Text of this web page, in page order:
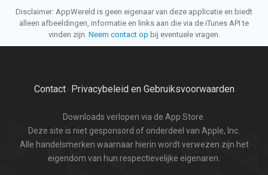
Disclaimer: AppWereld is geen eigenaar van deze applicatie en biedt
alleen afbeeldingen, informatie en links aan die via de iTunes API te
vinden zijn. Neem contact op bij eventuele vragen.
Contact· Privacybeleid en Gebruiksvoorwaarden
Downloads verlopen via de App Store.
Deze site is niet gesponsord of onderdeel van Apple, Inc.
Alle handelsmerken waarnaar hierin wordt verwezen zijn het
eigendom van hun respectievelijke eigenaren.